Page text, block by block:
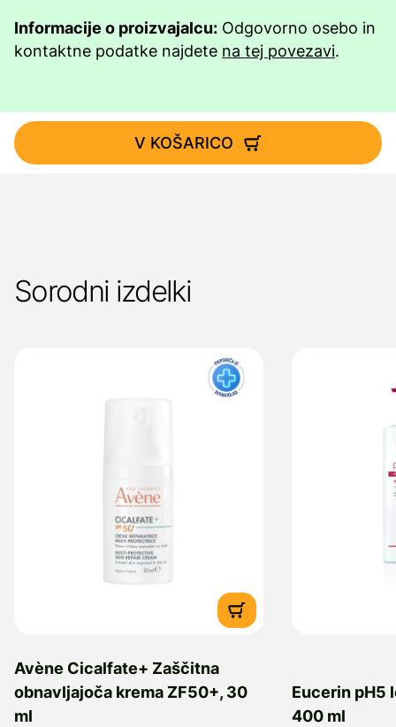
Informacije o proizvajalcu: Odgovorno osebo in
kontaktne podatke najdete na tej povezavi.
V KOŠARICO
Sorodni izdelki
Avène Cicalfate+ Zaščitna
obnavljajoča krema ZF50+, 30
ml
Eucerin pH5
400 ml